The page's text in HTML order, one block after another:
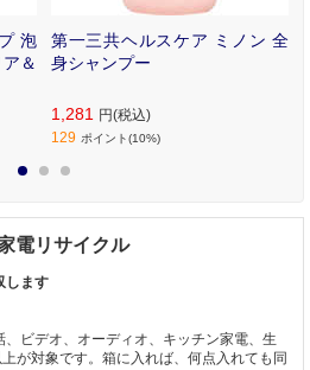
泡
＆
第一三共ヘルスケア ミノン 全
身シャンプー
1,281
円(税込)
129 ポイント(10%)
電リサイクル
します
、ビデオ、オーディオ、キッチン家電、生
が対象です。箱に入れば、何点入れても同